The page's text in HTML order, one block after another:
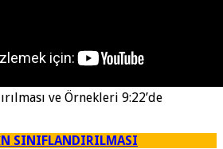
ve Örnekleri 9:22’de
SINIFLANDIRILMASI